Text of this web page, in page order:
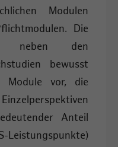
Modulen
Die
neben den
bewusst
Module vor, die
Anteil
Leistungspunkte)